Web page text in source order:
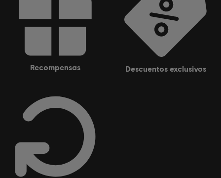
recompensas descuentos exclusivos